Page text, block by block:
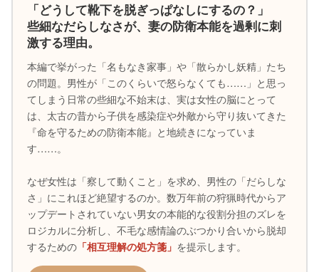
「どうして靴下を脱ぎっぱなしにするの？」
些細なだらしなさが、妻の防衛本能を過剰に刺
激する理由。
本編で挙がった「名もなき家事」や「散らかし妖精」たち
の問題。男性が「このくらいで怒らなくても……」と思っ
てしまう日常の些細な不始末は、実は女性の脳にとって
は、太古の昔から子供を感染症や外敵から守り抜いてきた
『命を守るための防衛本能』と地続きになっていま
す……。
なぜ女性は「察して動くこと」を求め、男性の「だらしな
さ」にこれほど絶望するのか。数万年前の狩猟時代からア
ップデートされていない男女の本能的な役割分担のズレを
ロジカルに分析し、不毛な感情論のぶつかり合いから脱却
するための 「相互理解の処方箋」 を提示します。